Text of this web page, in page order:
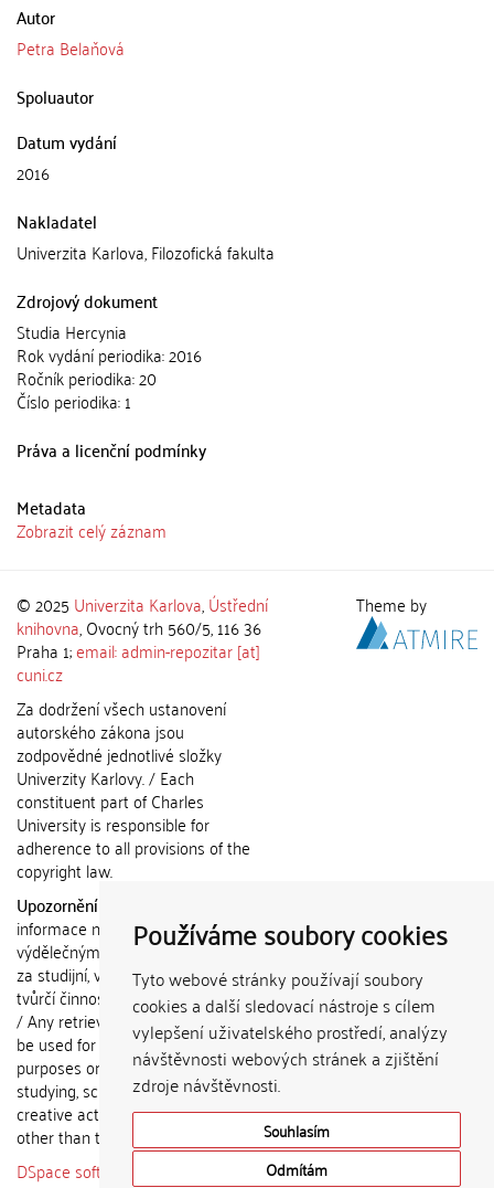
Používáme soubory cookies
Tyto webové stránky používají soubory
cookies a další sledovací nástroje s cílem
vylepšení uživatelského prostředí, analýzy
návštěvnosti webových stránek a zjištění
zdroje návštěvnosti.
Souhlasím
Odmítám
Autor
Petra Belaňová
Spoluautor
Datum vydání
2016
Nakladatel
Univerzita Karlova, Filozofická fakulta
Zdrojový dokument
Studia Hercynia
Rok vydání periodika: 2016
Ročník periodika: 20
Číslo periodika: 1
Práva a licenční podmínky
Metadata
Zobrazit celý záznam
© 2025 Univerzita Karlova,Ústřední
knihovna, Ovocný trh 560/5, 116 36
Praha 1;email: admin-repozitar [at]
cuni.cz
Za dodržení všech ustanovení
autorského zákona jsou
zodpovědné jednotlivé složky
Univerzity Karlovy. / Each
constituent part of Charles
University is responsible for
adherence to all provisions of the
copyright law.
Upozornění / Notice:
informace nemohou být použity k
výdělečným účelům nebo vydávány
za studijní, vědeckou nebo jinou
tvůrčí činnost jiné osoby než autora.
/ Any retrieved information shall not
be used for any commercial
purposes or claimed as results of
studying, scientific or any other
creative activities of any person
other than the author.
DSpace software
copyright © 2002-
Theme by